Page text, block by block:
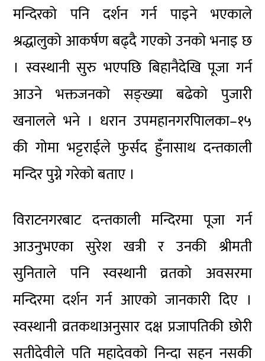
मन्दिरको पनि दर्शन गर्न पाइने भएकाले
श्रद्धालुको आकर्षण बढ्दै गएको उनको भनाइ छ
। स्वस्थानी सुरु भएपछि बिहानैदेखि पूजा गर्न
आउने भक्तजनको सङ्ख्या बढेको पुजारी
खनालले भने । धरान उपमहानगरपािलका–१५
की गोमा भट्टराईले फुर्सद हुँनासाथ दन्तकाली
मन्दिर पुग्ने गरेको बताए ।
विराटनगरबाट दन्तकाली मन्दिरमा पूजा गर्न
आउनुभएका सुरेश खत्री र उनकी श्रीमती
सुनिताले पनि स्वस्थानी व्रतको अवसरमा
मन्दिरमा दर्शन गर्न आएको जानकारी दिए ।
स्वस्थानी व्रतकथाअनुसार दक्ष प्रजापतिकी छोरी
सतीदेवीले पति महादेवको निन्दा सहन नसकी